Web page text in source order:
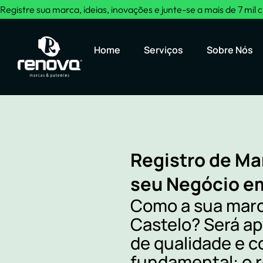
Registre sua marca, ideias, inovações e junte-se a mais de 7 mil
Home Serviços Sobre Nós
Registro de
seu Negócio
Como a sua
Castelo? Será
de qualidade e